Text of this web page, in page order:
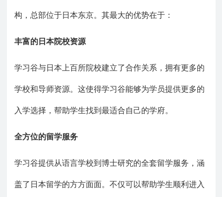
构，总部位于日本东京。其最大的优势在于：
丰富的日本院校资源
学习谷与日本上百所院校建立了合作关系，拥有更多的
学校和导师资源。这使得学习谷能够为学员提供更多的
入学选择，帮助学生找到最适合自己的学府。
全方位的留学服务
学习谷提供从语言学校到博士研究的全套留学服务，涵
盖了日本留学的方方面面。不仅可以帮助学生顺利进入